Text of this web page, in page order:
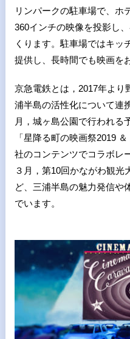
リンパークの駐車場で、ホ
360インチの映像を投影し
くります。駐車場ではキッ
提供し、長時間でも映画を
京急電鉄とは，2017年より
浦半島の活性化について連
月，城ヶ島公園で行われる
「星降る町の映画祭2019
社のコンテンツでコラボレ
３月，第10回かながわ観光
ど、三浦半島の魅力発信や
でいます。